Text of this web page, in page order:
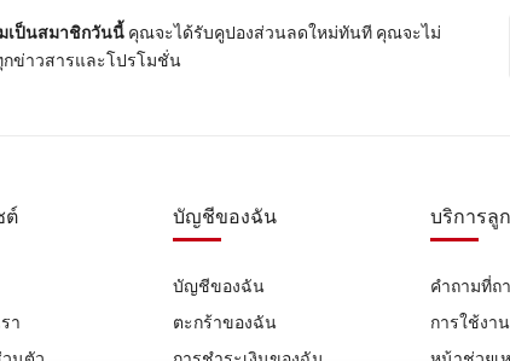
เป็นสมาชิกวันนี้ คุณจะได้รับคูปองส่วนลดใหม่ทันที คุณจะไม่
ข่าวสารและโปรโมชั่น
ต์
า
บัญชีของฉัน
บัญชีของฉัน
ตะกร้าของฉัน
บริการลู
คำถามที่ถ
การใช้งาน